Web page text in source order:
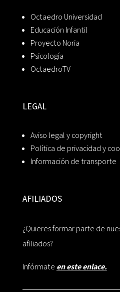
Octaedro Universidad
Educación Infantil
Proyecto Noria
Psicología
OctaedroTV
LEGAL
Aviso legal y copyright
Política de privacidad y
Información de transporte
AFILIADOS
¿Quieres formar parte de
afiliados?
Infórmate en este enlace.